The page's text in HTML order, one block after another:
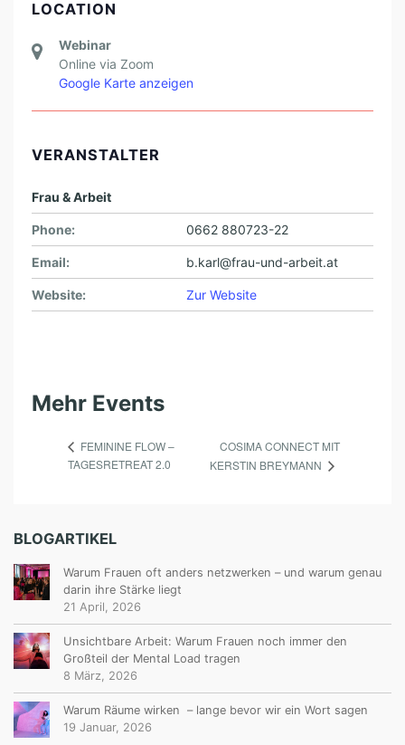
LOCATION
Webinar
Online via Zoom
Google Karte anzeigen
VERANSTALTER
Frau & Arbeit
Phone: 0662 880723-22
Email: b.karl@frau-und-arbeit.at
Website: Zur Website
Mehr Events
FEMININE FLOW –
TAGESRETREAT 2.0
COSIMA CONNECT MIT
KERSTIN BREYMANN
BLOGARTIKEL
Warum Frauen oft anders netzwerken – und warum genau
darin ihre Stärke liegt
21 April, 2026
Unsichtbare Arbeit: Warum Frauen noch immer den
Großteil der Mental Load tragen
8 März, 2026
Warum Räume wirken – lange bevor wir ein Wort sagen
19 Januar, 2026